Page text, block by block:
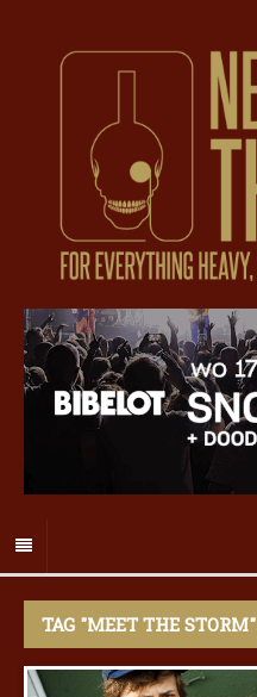
TAG "MEET THE STORM"